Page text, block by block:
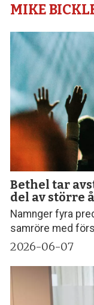
MIKE
Bethel tar
del av större
Namnger fyra
samröre med
2026-06-07